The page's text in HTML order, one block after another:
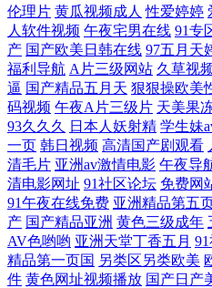
品 91无毒精选探花 日韩无码一二一
视频 成人福利午夜无码 在线一区二
AV福利在线 四虎剧院 超碰在线9797
色虎免费观看 五月天色社区 豆花吃
精品国语久 91黑丝激情福利视频 欧
大 首页国产主播 福利资源导航 91次
伦理片 黄瓜视频成人 性爱婷婷
人软件视频 午夜宅男在线 91专
产 国产欧美日韩在线 97五月天
福利导航 A片三级网站 久草视
逼 国产精品五月天 狠狠操欧美
码视频 午夜A片三级片 天美果
93久久久
日本人妖射精 学生妹
一页 韩日视频 高清国产剧观看
清毛片 亚洲av激情电影 午夜导
清电影网址 91社区论坛 免费网
91午夜在线免费 亚洲精品第五
产 国产精品亚洲 黄色三级成年
AV色哟哟 亚洲天堂丁香五月 91
精品第一页国 另类区另类欧美
件 黄色网址视频播放 国产日产